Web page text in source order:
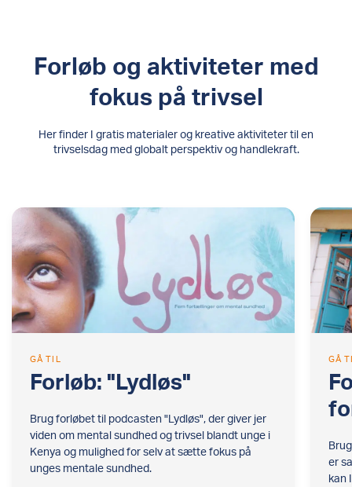
Forløb og aktiviteter med
fokus på trivsel
Her finder I gratis materialer og kreative aktiviteter til en
trivselsdag med globalt perspektiv og handlekraft.
GÅ TIL
Forløb: "Lydløs"
Brug forløbet til podcasten "Lydløs", der giver jer
viden om mental sundhed og trivsel blandt unge i
Kenya og mulighed for selv at sætte fokus på
unges mentale sundhed.
GÅ
er
kan